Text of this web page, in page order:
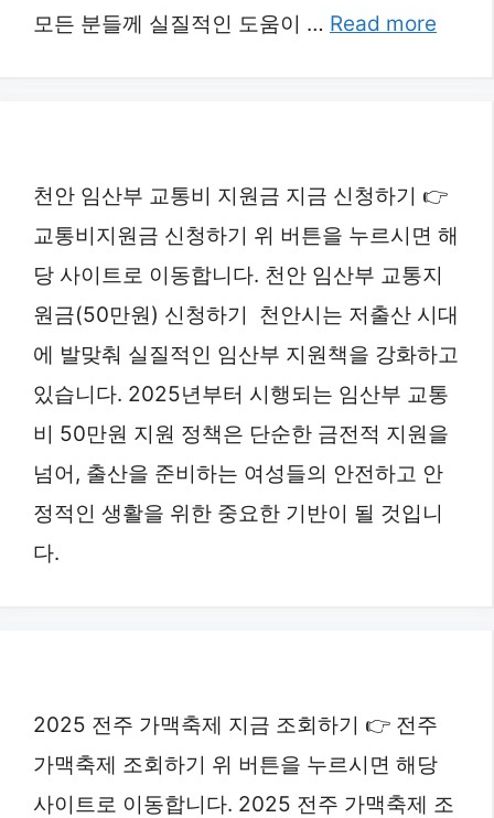
모든 분들께 실질적인 도움이 … Read more
천안 임산부 교통비 지원금 지금 신청하기 👉
교통비지원금 신청하기 위 버튼을 누르시면 해
당 사이트로 이동합니다. 천안 임산부 교통지
원금(50만원) 신청하기 천안시는 저출산 시대
에 발맞춰 실질적인 임산부 지원책을 강화하고
있습니다. 2025년부터 시행되는 임산부 교통
비 50만원 지원 정책은 단순한 금전적 지원을
넘어, 출산을 준비하는 여성들의 안전하고 안
정적인 생활을 위한 중요한 기반이 될 것입니
다.
2025 전주 가맥축제 지금 조회하기 👉 전주
가맥축제 조회하기 위 버튼을 누르시면 해당
사이트로 이동합니다. 2025 전주 가맥축제 조